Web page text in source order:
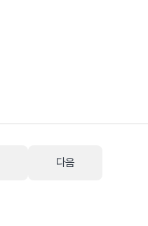
다음